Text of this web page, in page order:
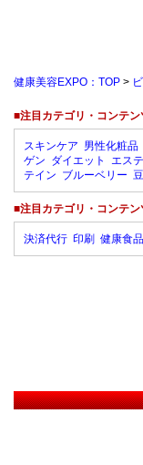
健康美容EXPO：TOP >
■注目カテゴリ・コンテン
スキンケア 男性化粧品
ゲン ダイエット エス
テイン ブルーベリー
■注目カテゴリ・コンテン
決済代行 印刷 健康食